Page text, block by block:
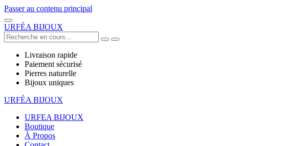
Passer au contenu principal
URFÉA BIJOUX
Livraison rapide
Paiement sécurisé
Pierres naturelle
Bijoux uniques
URFÉA BIJOUX
URFEA BIJOUX
Boutique
À Propos